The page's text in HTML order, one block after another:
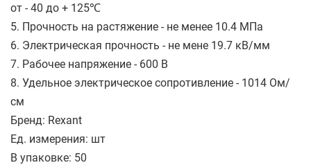
от - 40 до + 125℃
5. Прочность на растяжение - не менее 10.4 МПа
6. Электрическая прочность - не мене 19.7 кВ/мм
7. Рабочее напряжение - 600 В
8. Удельное электрическое сопротивление - 1014 Ом/
см
Бренд: Rexant
Ед. измерения: шт
В упаковке: 50